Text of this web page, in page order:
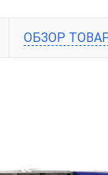
ОБЗОР